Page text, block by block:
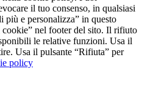
il tuo consenso, in qualsiasi
più e personalizza” in questo
cookie” nel footer del sito. Il rifiuto
le relative funzioni. Usa il
Usa il pulsante “Rifiuta” per
policy